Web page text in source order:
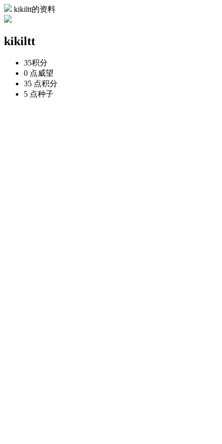
kikiltt的资料
kikiltt
35积分
0 点威望
35 点积分
5 点种子